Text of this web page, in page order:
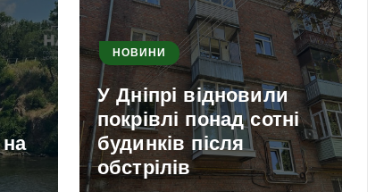
НОВИНИ
У Дніпрі відновили
покрівлі понад сотні
будинків після
обстрілів